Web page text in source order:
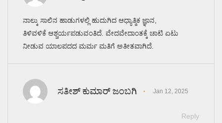
ನಾಲ್ಕು ಸಾಲಿನ ಹಾಡುಗಳಲ್ಲಿ ಹುದುಗಿದ ಆಧ್ಯಾತ್ಮಿಕ ಜ್ಞಾನ,
ತಿಳಿವಳಿಕೆ ಆಶ್ಚರ್ಯಪಡುವಂತಿದೆ. ವೇದವೇದಾಂತಕ್ಕೆ ಚಾಟಿ ಏಟು
ನೀಡುವ ಯಾಲಪದದ ಮರ್ಮ ಮತಿಗೆ ಅತೀತವಾಗಿದೆ.
ಸತೀಶ್ ಕುಮಾರ್ ಜಂಬಗಿ Jan 12, 2025
Reply